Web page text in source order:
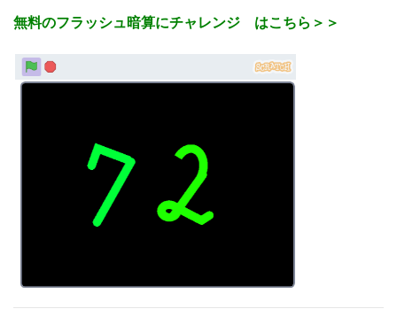
無料のフラッシュ暗算にチャレンジ はこちら＞＞